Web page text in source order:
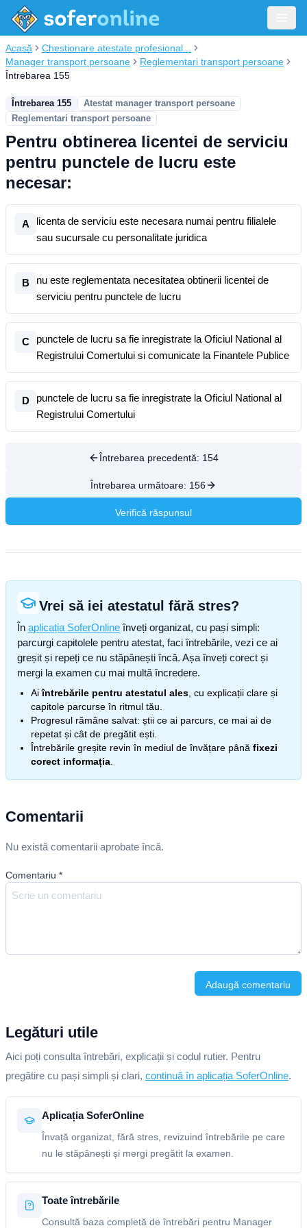
Acasă
Chestionare atestate profesional...
Manager transport persoane
Reglementari transport persoane
Întrebarea 155
Întrebarea 155
Atestat manager transport persoane
Reglementari transport persoane
Pentru obtinerea licentei de serviciu
pentru punctele de lucru este
necesar:
A
licenta de serviciu este necesara numai pentru filialele
sau sucursale cu personalitate juridica
B
nu este reglementata necesitatea obtinerii licentei de
serviciu pentru punctele de lucru
C
punctele de lucru sa fie inregistrate la Oficiul National al
Registrului Comertului si comunicate la Finantele Publice
D
punctele de lucru sa fie inregistrate la Oficiul National al
Registrului Comertului
Întrebarea precedentă: 154
Întrebarea următoare: 156
Verifică răspunsul
Vrei să iei atestatul fără stres?
În aplicația SoferOnline înveți organizat, cu pași simpli:
parcurgi capitolele pentru atestat, faci întrebările, vezi ce ai
greșit și repeți ce nu stăpânești încă. Așa înveți corect și
mergi la examen cu mai multă încredere.
Aiîntrebările pentru atestatul ales , cu explicații clare și
capitole parcurse în ritmul tău.
Progresul rămâne salvat: știi ce ai parcurs, ce mai ai de
repetat și cât de pregătit ești.
Întrebările greșite revin în mediul de învățare până fixezi
corect informația
Comentarii
Nu există comentarii aprobate încă.
Comentariu *
Adaugă comentariu
Legături utile
Aici poți consulta întrebări, explicații și codul rutier. Pentru
pregătire cu pași simpli și clari, continuă în aplicația SoferOnline.
Aplicația SoferOnline
Învață organizat, fără stres, revizuind întrebările pe care
nu le stăpânești și mergi pregătit la examen.
Toate întrebările
Consultă baza completă de întrebări pentru Manager